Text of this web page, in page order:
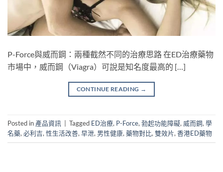
P-Force與威而鋼：兩種截然不同的治療思路 在ED治療藥物
市場中，威而鋼（Viagra）可說是知名度最高的 […]
CONTINUE READING →
Posted in 產品資訊 Tagged ED治療, P-Force, 勃起功能障礙, 威而鋼, 學
名藥, 必利吉, 性生活改善, 早泄, 男性健康, 藥物對比, 雙效片, 香港ED藥物